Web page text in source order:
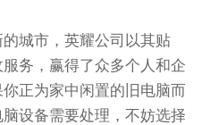
城市，英耀公司以其贴
务，赢得了众多个人和企
正为家中闲置的旧电脑而
设备需要处理，不妨选择